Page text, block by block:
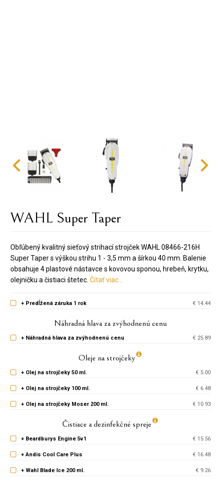
WAHL Super Taper
Obľúbený kvalitný sieťový strihací strojček WAHL 08466-216H
Super Taper s výškou strihu 1 - 3,5 mm a šírkou 40 mm. Balenie
obsahuje 4 plastové nástavce s kovovou sponou, hrebeň, krytku,
olejničku a čistiaci štetec. Čítať viac ..
+ Predĺžená záruka 1 rok € 14.44
Náhradná hlava za zvýhodnenú cenu
+ Náhradná hlava za zvýhodnenú cenu € 25.89
Oleje na strojčeky
+ Olej na strojčeky 50 ml. € 5.00
+ Olej na strojčeky 100 ml. € 6.48
+ Olej na strojčeky Moser 200 ml. € 10.93
Čistiace a dezinfekčné spreje
+ Beardburys Engine 5v1 € 15.56
+ Andis Cool Care Plus € 16.48
+ Wahl Blade Ice 200 ml. € 9.26